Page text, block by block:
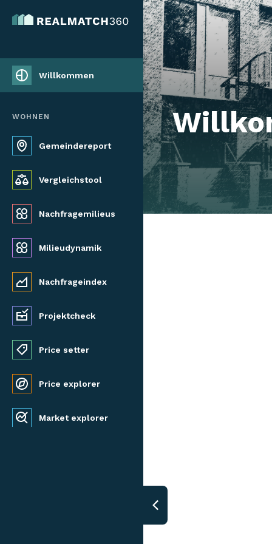
Willkommen
WOHNEN
Gemeindereport
Vergleichstool
Nachfragemilieus
Milieudynamik
Nachfrageindex
Projektcheck
Price setter
Price explorer
Market explorer